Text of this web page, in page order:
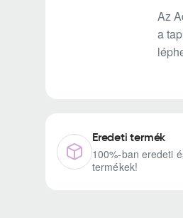
Az
a
Eredeti termék
100%-ban eredeti
termékek!